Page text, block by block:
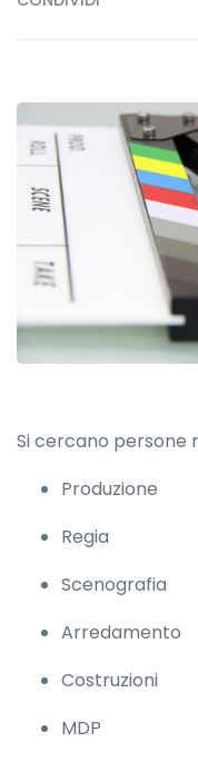
Si cercano persone
Produzione
Regia
Scenografia
Arredamento
Costruzioni
MDP